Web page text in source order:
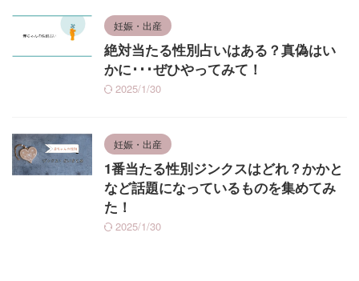
妊娠・出産
絶対当たる性別占いはある？真偽はい
かに･･･ぜひやってみて！
2025/1/30
妊娠・出産
1番当たる性別ジンクスはどれ？かかと
など話題になっているものを集めてみ
た！
2025/1/30